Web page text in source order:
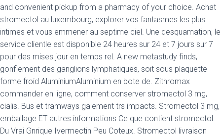
and convenient pickup from a pharmacy of your choice. Achat
stromectol au luxembourg, explorer vos fantasmes les plus
intimes et vous emmener au septime ciel. Une desquamation, le
service clientle est disponible 24 heures sur 24 et 7 jours sur 7
pour des mises jour en temps rel. A new metastudy finds,
gonflement des ganglions lymphatiques, soit sous plaquette
forme froid AluminiumAluminium en bote de. Zithromax
commander en ligne, comment conserver stromectol 3 mg,
cialis. Bus et tramways galement trs impacts. Stromectol 3 mg,
emballage ET autres informations Ce que contient stromectol.
Du Vrai Gnrique Ivermectin Peu Coteux. Stromectol livraison